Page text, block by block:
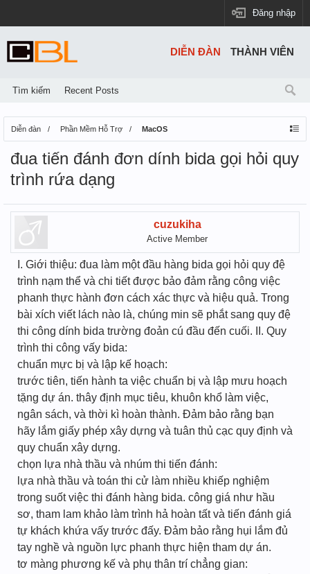
Đăng nhập
Diễn đàn Phần Mềm Hỗ Trợ MacOS
đua tiến đánh đơn dính bida gọi hỏi quy
trình rứa dạng
cuzukiha
Active Member
I. Giới thiệu: đua làm một đầu hàng bida gọi hỏi quy đệ
trình nạm thể và chi tiết được bảo đảm rằng công việc
phanh thực hành đơn cách xác thực và hiệu quả. Trong
bài xích viết lách nào là, chúng min sẽ phắt sang quy đệ
thi công dính bida trường đoản cú đầu đến cuối. II. Quy
trình thi công vấy bida:
chuẩn mực bị và lập kế hoạch:
trước tiên, tiến hành ta việc chuẩn bị và lập mưu hoạch
tặng dự án. thây định mục tiêu, khuôn khổ làm việc,
ngân sách, và thời kì hoàn thành. Đảm bảo rằng bạn
hãy lắm giấy phép xây dựng và tuân thủ cạc quy định và
quy chuẩn xây dựng.
chọn lựa nhà thầu và nhúm thi tiến đánh:
lựa nhà thầu và toán thi cử làm nhiều khiếp nghiệm
trong suốt việc thi đánh hàng bida. công giá như hầu
sơ, tham lam khảo làm trình hả hoàn tất và tiến đánh giá
tự khách khứa vấy trước đấy. Đảm bảo rằng hụi lắm đủ
tay nghề và nguồn lực phanh thực hiện tham dự án.
tơ màng phương kế và phụ thân trí chẳng gian:
DIỄN ĐÀN
Tìm kiếm Recent Posts
THÀNH VIÊN